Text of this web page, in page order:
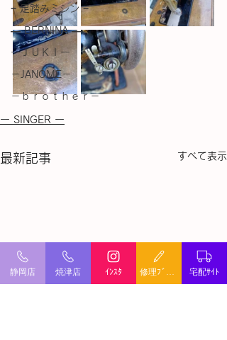
− 足踏みミシン −
― BERNINA ―
ーＪＵＫＩー
－JANOME－
－ｂｒｏｔｈｅｒ－
ー SINGER ー
最新記事 すべて表示
静岡店 焼津店 ｲﾝｽﾀ 宅配ｻｲﾄ